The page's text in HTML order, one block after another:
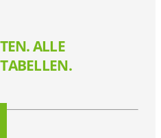
ALLE